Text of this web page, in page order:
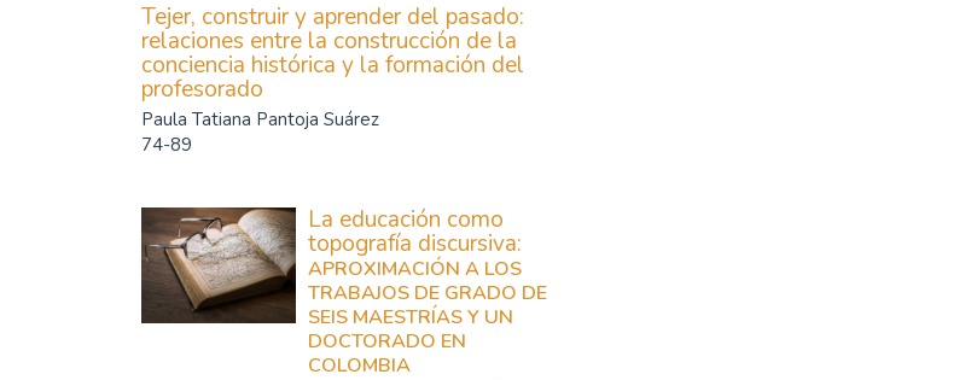
Tejer, construir y aprender del pasado:
relaciones entre la construcción de la
conciencia histórica y la formación del
profesorado
Paula Tatiana Pantoja Suárez
74-89
La educación como
topografía discursiva:
APROXIMACIÓN A LOS
TRABAJOS DE GRADO DE
SEIS MAESTRÍAS Y UN
DOCTORADO EN
COLOMBIA